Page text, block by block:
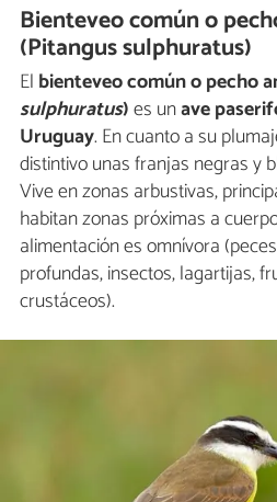
Bienteveo común o
(Pitangus sulphuratus)
El bienteveo común o pecho
sulphuratus)es unave
Uruguay. En cuanto a su
distintivo unas franjas negras y
Vive en zonas arbustivas,
habitan zonas próximas a
alimentación es omnívora
profundas, insectos, lagartijas,
crustáceos).